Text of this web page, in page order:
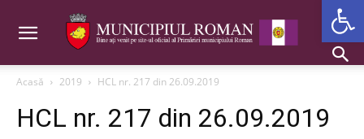
Acasă 2019 HCL nr. 217 din 26.09.2019
HCL nr. 217 din 26.09.2019